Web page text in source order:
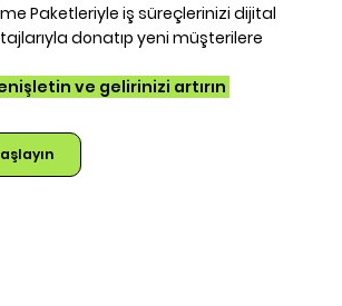
Paketleriyle iş süreçlerinizi dijital
donatıp yeni müşterilere
ve gelirinizi artırın